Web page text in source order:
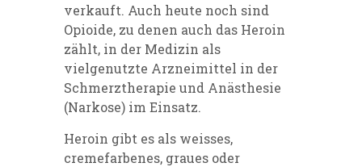
verkauft. Auch heute noch sind
Opioide, zu denen auch das Heroin
zählt, in der Medizin als
vielgenutzte Arzneimittel in der
Schmerztherapie und Anästhesie
(Narkose) im Einsatz.
Heroin gibt es als weisses,
cremefarbenes, graues oder